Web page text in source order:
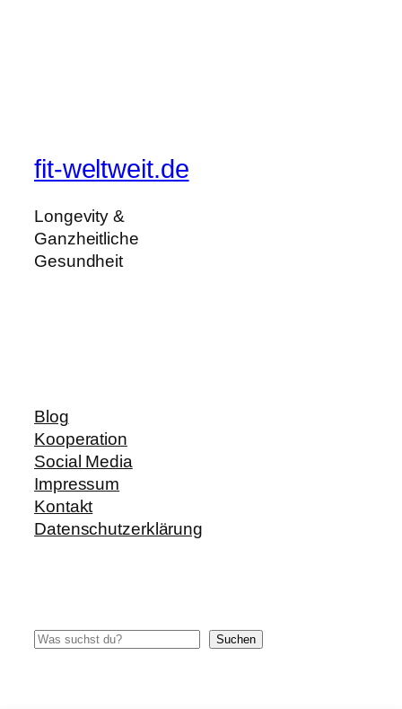
fit-weltweit.de
Longevity &
Ganzheitliche
Gesundheit
Blog
Kooperation
Social Media
Impressum
Kontakt
Datenschutzerklärung
Suchen Suchen